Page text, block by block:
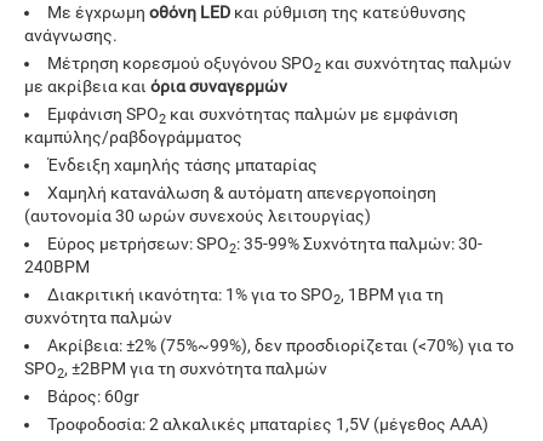
Με έγχρωμη οθόνη LED και ρύθμιση της κατεύθυνσης
ανάγνωσης.
Μέτρηση κορεσμού οξυγόνου SPO2 και συχνότητας παλμών
με ακρίβεια και όρια συναγερμών
Εμφάνιση SPO2 και συχνότητας παλμών με εμφάνιση
καμπύλης/ραβδογράμματος
Ένδειξη χαμηλής τάσης μπαταρίας
Χαμηλή κατανάλωση & αυτόματη απενεργοποίηση
(αυτονομία 30 ωρών συνεχούς λειτουργίας)
Εύρος μετρήσεων: SPO2: 35-99% Συχνότητα παλμών: 30-
240BPM
Διακριτική ικανότητα: 1% για το SPO2, 1BPM για τη
συχνότητα παλμών
Ακρίβεια: ±2% (75%~99%), δεν προσδιορίζεται (<70%) για το
SPO2, ±2BPM για τη συχνότητα παλμών
Βάρος: 60gr
Τροφοδοσία: 2 αλκαλικές μπαταρίες 1,5V (μέγεθος AAA)